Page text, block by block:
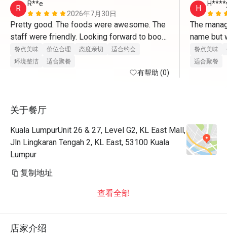
R
R**e
2026年7月30日
Pretty good. The foods were awesome. The
staff were friendly. Looking forward to book
another session-love it!
餐点美味 价位合理 态度亲切
适合约会
环境整洁
适合聚餐
有帮助 (0)
H
The
name but
餐点美味
适合聚餐
关于餐厅
Kuala LumpurUnit 26 & 27, Level G2, KL East Mall,
Jln Lingkaran Tengah 2, KL East, 53100 Kuala
Lumpur
复制地址
查看全部
店家介绍